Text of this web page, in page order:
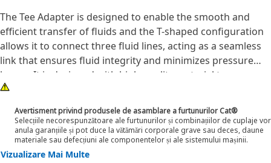
The Tee Adapter is designed to enable the smooth and
efficient transfer of fluids and the T-shaped configuration
allows it to connect three fluid lines, acting as a seamless
link that ensures fluid integrity and minimizes pressure
losses. It is designed with high-quality material to
withstand demanding conditions encountered during
operation.
Attributes:
• The hexagonal shape of the adapter allows for a better
Avertisment privind produsele de asamblare a furtunurilor Cat®
Selecțiile necorespunzătoare ale furtunurilor și combinațiilor de cuplaje vor
anula garanțiile și pot duce la vătămări corporale grave sau deces, daune
materiale sau defecțiuni ale componentelor și ale sistemului mașinii.
Vizualizare Mai Multe